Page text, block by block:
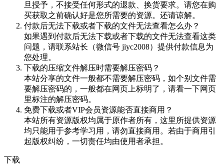
旦授予，不接受任何形式的退款、换货要求。请您在购
买获取之前确认好是您所需要的资源。还请谅解。
付款后无法下载或者下载的文件无法查看怎么办？
如果遇到付款后无法下载或者下载的文件无法查看这类
问题，请联系站长（微信号 jiyc2008）提供付款信息为
您处理。
下载的压缩文件解压时需要解压密码？
本站分享的文件一般都不需要解压密码，如个别文件需
要解压密码的，一般都在网页上标明了，请看一下网页
里标注的解压密码。
免费下载或者VIP会员资源能否直接商用？
本站所有资源版权均属于原作者所有，这里所提供资源
均只能用于参考学习用，请勿直接商用。若由于商用引
起版权纠纷，一切责任均由使用者承担。
下载